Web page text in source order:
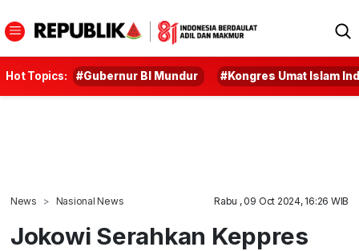
Hot Topics: #Gubernur BI Mundur #Kongres Umat Islam
News Nasional News Rabu , 09 Oct 2024, 16:26 WIB
Jokowi Serahkan Keppres